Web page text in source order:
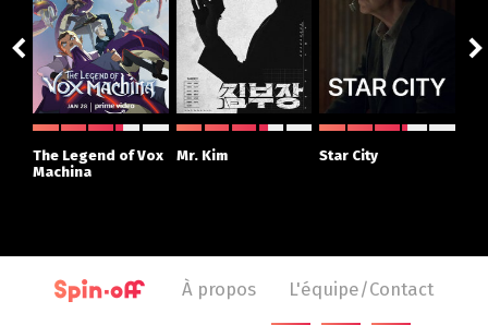
The Legend of Vox
Machina
Mr. Kim Star City
À propos L'équipe/Contact